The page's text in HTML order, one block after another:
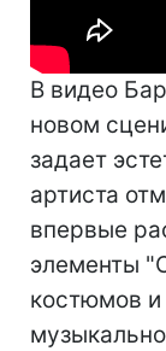
В видео
новом
задает
артиста
впервые
элементы
костюмов и